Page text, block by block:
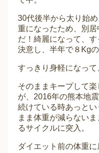
30代後半から太り始
重になったため、別
だ！綺麗になって、
決意し、半年で８Kg
すっきり身軽になって
そのままキープして
が、2016年の熊本地
続けている時あっと
まま体重が減らない
るサイクルに突入。
ダイエット前の体重に